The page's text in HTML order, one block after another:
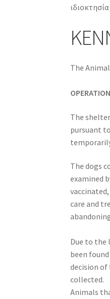
The
OPERATION
The
pursuant
The dogs
examined
care and
Due to the
been
decision
collected.
Animals